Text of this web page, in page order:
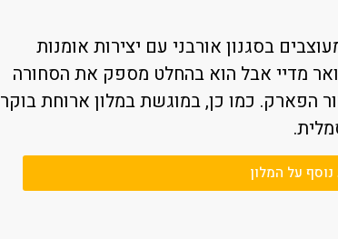
בסגנון אורבני עם יצירות אומנות
מדיי אבל הוא בהחלט מספק את הסחורה
הפארק. כמו כן, במוגשת במלון ארוחת בוקר
על המלון